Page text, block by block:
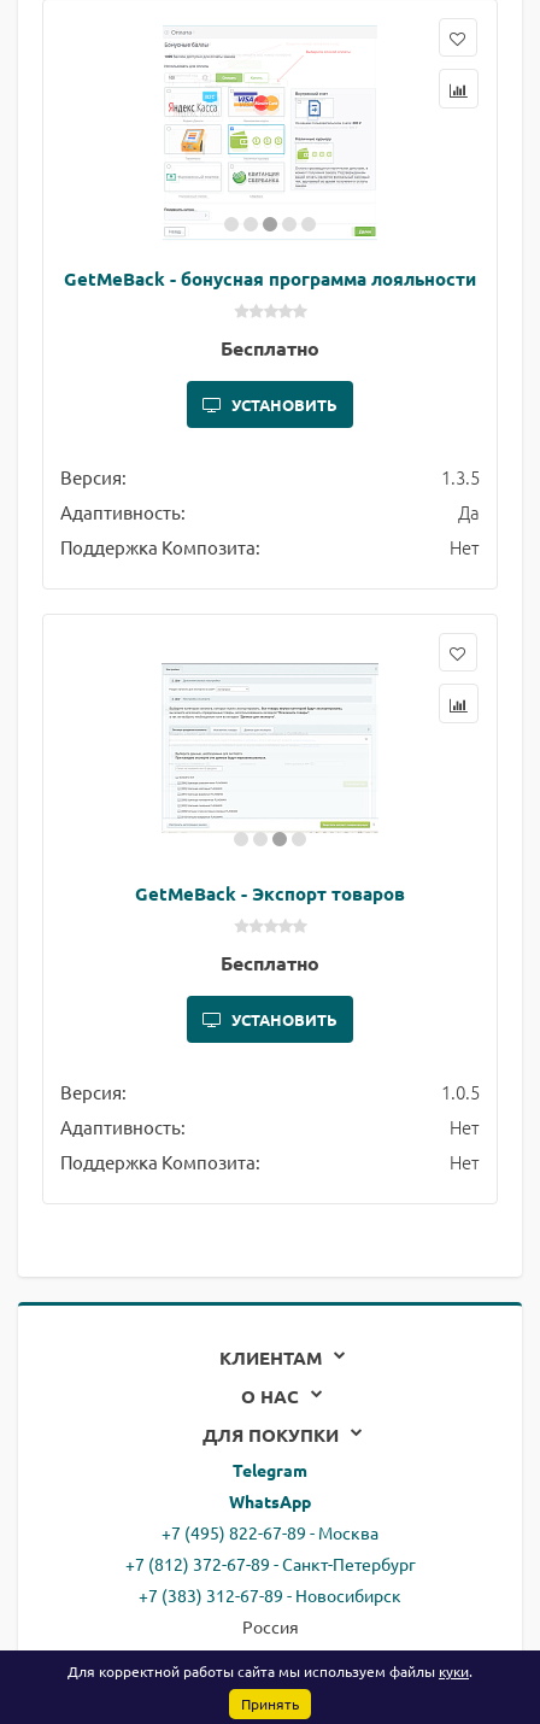
GetMeBack - бонусная программа лояльности
Бесплатно
УСТАНОВИТЬ
Версия: 1.3.5
Адаптивность: Да
Поддержка Композита: Нет
GetMeBack - Экспорт товаров
Бесплатно
УСТАНОВИТЬ
Версия: 1.0.5
Адаптивность: Нет
Поддержка Композита: Нет
КЛИЕНТАМ
О НАС
ДЛЯ ПОКУПКИ
Telegram
WhatsApp
+7 (495) 822-67-89 - Москва
+7 (812) 372-67-89 - Санкт-Петербург
+7 (383) 312-67-89 - Новосибирск
Россия
email:all@ready.website
Для корректной работы сайта мы используем файлы куки.
Принять